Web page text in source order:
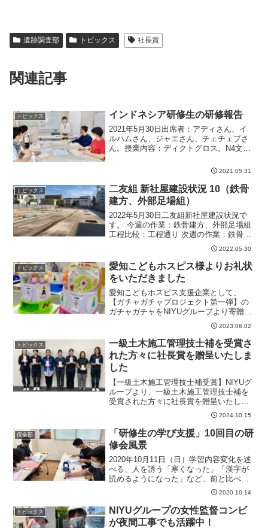
遺跡調査部 トピックス 社長賞
関連記事
トピックス インドネシア研修生の研修報告
2021年5月30日出席者：アディさん、イ
ルハムさん、ジャエさん、チェチェプさ
ん。授業内容：ディクトグロス。N4文
る（尊敬形） 雨が降るそうだ 試合中 召
（尊敬の動...
2021.05.31
トピックス
二友組 新社屋建設状況 10（鉄骨
建方、外部足場組）
2022年5月30日二友組新社屋建設状況で
す。 今週の作業：鉄骨建方、外部足場組
工程比較：工程通り 次週の作業：鉄骨建
方、外部足場組 コメント：重機災害の防
止、墜転落災害の防止、第三者災害の防
止につとめます。工事のおおまかな流れ
仮設工事...
2022.05.30
トピックス
愛知こどもホスピス様よりお礼状
をいただきました
愛知こどもホスピス支援企業として、
【ガチャガチャプロジェクト第一弾】の
ガチャガチャをNIYUグループより寄贈さ
せていただきました。大変好評だったよ
うで、心温まる素敵なメッセージをいた
だきました。Instagram: NPO法人愛知こ
どもホス...
2023.06.02
トピックス
一級土木施工管理技士補を受賞さ
れた方々に社長賞を贈呈いたしま
した
【一級土木施工管理技士補受賞】NIYUグ
ループより、一級土木施工管理技士補を
受賞された方々に社長賞を贈呈いたしま
した。皆様のご活躍に感謝します。これ
からも一緒に成長していきましょう！
2024.10.15
保全部
「研修生の学び支援」10回目の研
修会風景
2020年10月11日（日）学習内容変化を述
べる、人を誘う「寒くなった」「漢字が
読めるようになった」など、前と比べて
変わったことを言う練習をしました。
「一緒に〜しませんか」の誘いに答え
る、または断る時の上手な言い方を聴解
と会話で練習しました...
2020.10.14
トピックス
NIYUグループの女性監督コンビ
が夜間工事でも活躍中！